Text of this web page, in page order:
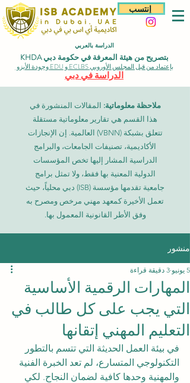
إنتسب
الدراسة بالعربي
بتصريح من هيئة المعرفة في حكومة دبي KHDA
بإعتماد من قبل المجلس الأوروبي ECLBS و EDU وجودة الأيزو
الدراسة في دبي
ملاحظة معلوماتية: المقالات المنشورة في
هذا القسم هي تقارير معلوماتية مستقلة
تتعلق بشبكة (VBNN) العالمية. إن الإنجازات
الأكاديمية، تصنيفات الجامعات، والبرامج
الدراسية المشار إليها تخص المؤسسات
الدولية المعنية بها فقط، ولا تمثل برامج
جامعية تقدمها مؤسسة (ISB) دبي محلياً، حيث
تعمل الأخيرة كمعهد مهني مرخص ومصرح به
وفق الأطر القانونية المعمول بها.
منشور
المهارات الرقمية الأساسية
التي يجب على كل طالب في
التعليم المهني إتقانها
5 يونيو 3 دقيقة قراءة
في بيئة العمل الحديثة التي تتسم بالتطور
التكنولوجي المتسارع، لم تعد الخبرة الفنية
والمهنية وحدها كافية لضمان النجاح. لكي